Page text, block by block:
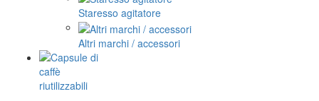
Staresso agitatore
Altri marchi / accessori